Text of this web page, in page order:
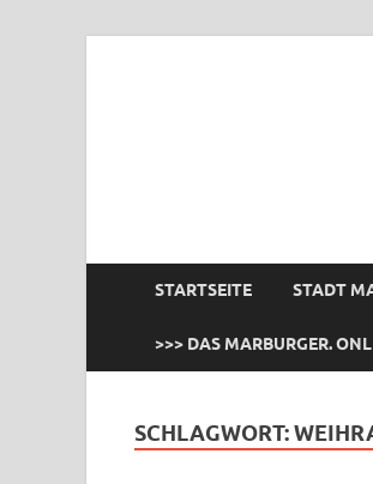
STARTSEITE STADT
>>> DAS MARBURGER.
SCHLAGWORT: